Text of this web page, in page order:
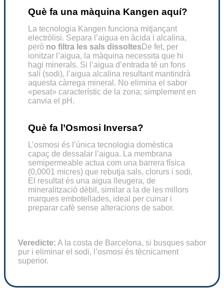
Què fa una màquina Kangen aquí?
La tecnologia Kangen funciona mitjançant
electròlisi. Separa l’aigua en àcida i alcalina,
però no filtra les sals dissoltes De fet, per
ionitzar l’aigua, la màquina necessita que hi
hagi minerals. Si l’aigua d’entrada té un fons
salí (sodi), l’aigua alcalina resultant mantindrà
aquesta càrrega mineral. No elimina el sabor
«pesat» característic de la zona; simplement en
canvia el pH.
Què fa l’Osmosi Inversa?
L’osmosi és l’única tecnologia domèstica
capaç de dessalar l’aigua. La membrana
semipermeable actua com una barrera física
(0,0001 micres) que rebutja sals, clorurs i sodi.
El resultat és una aigua lleugera, de
mineralització dèbil, similar a la de les millors
marques embotellades, ideal per cuinar i
preparar cafè sense alteracions de sabor.
Veredicte: A la costa de Barcelona, si busques sabor
pur i eliminar el sodi, l’osmosi és tècnicament
superior.